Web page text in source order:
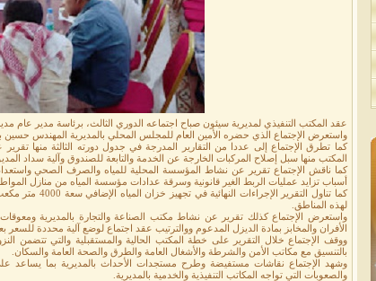
عقد المكتب التنفيذي لمديرية سيئون صباح اجتماعه الدوري الثالث، برئاسة مدير عام
واستعرض الإجتماع الذي حضره الأمين العام للمجلس المحلي بالمديرية المهندس حسين
كما تطرق الإجتماع إلى عددا من التقارير المدرجة في جدول دورته الثالثة منها
المكتب منها سبل إصلاح المركبات الخارجة عن الخدمة والتابعة للصندوق وآلية سداد
كما ناقش الإجتماع تقرير عن نشاط المؤسسة المحلية للمياه والصرف الصحي
أسباب تزايد عمليات الربط الغير قانونية وسرقة عدادات مؤسسة المياه من منازل
كما تناول
لهذه المناطق.
واستعرض الإجتماع كذلك تقرير عن نشاط مكتب الصناعة والتجارة بالمديرية ومعوقات
الأفران والمخابز بمادة الديزل المدعوم ووالترتيب عقد اجتماع لوضع آلية محددة للسعر
ووقف الإجتماع خلال التقرير على خطة المكتب الحالية والمستقبلية والتي تتضمن
بالتنسيق مع مكاتب الأمن والشرطة والأشغال العامة والطرق والصحة العامة والسكان.
وشهد الإجتماع نقاشات مستفيضة وطرح مستجدات الأحداث بالمديرية بما يساعد على
والصعوبات التي تواجه المكاتب التنفيذية والخدمية بالمديرية.